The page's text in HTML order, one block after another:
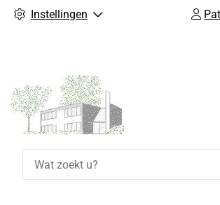
Instellingen